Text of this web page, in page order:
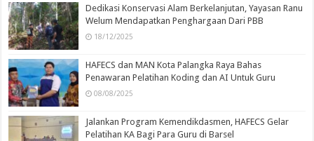
Dedikasi Konservasi Alam Berkelanjutan, Yayasan Ranu
Welum Mendapatkan Penghargaan Dari PBB
18/12/2025
HAFECS dan MAN Kota Palangka Raya Bahas
Penawaran Pelatihan Koding dan AI Untuk Guru
08/08/2025
Jalankan Program Kemendikdasmen, HAFECS Gelar
Pelatihan KA Bagi Para Guru di Barsel